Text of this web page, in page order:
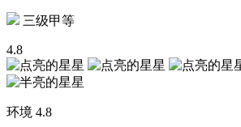
三级甲等
4.8
环境 4.8